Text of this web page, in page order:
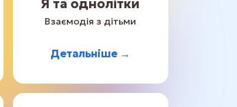
Я та однолітки
Взаємодія з дітьми
Детальніше →